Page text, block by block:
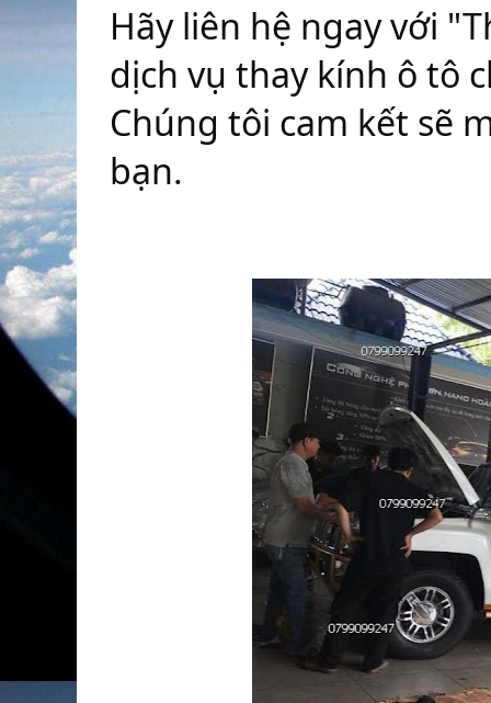
Hãy liên hệ ngay với
dịch vụ thay kính ô tô
Chúng tôi cam kết sẽ
bạn.